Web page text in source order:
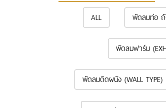
ALL พัดลมท่อ ถั
พัดลมฟาร์ม
พัดลมติดผนัง (WALL TYPE)